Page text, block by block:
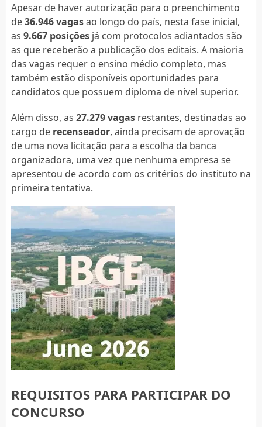
Apesar de haver autorização para o preenchimento
de36.946 vagasao longo do país, nesta fase inicial,
as 9.667 posiçõesjá com protocolos adiantados são
as que receberão a publicação dos editais. A maioria
das vagas requer o ensino médio completo, mas
também estão disponíveis oportunidades para
candidatos que possuem diploma de nível superior.
Além disso, as 27.279 vagasrestantes, destinadas ao
cargo de recenseador, ainda precisam de aprovação
de uma nova licitação para a escolha da banca
organizadora, uma vez que nenhuma empresa se
apresentou de acordo com os critérios do instituto na
primeira tentativa.
REQUISITOS PARA PARTICIPAR DO
CONCURSO